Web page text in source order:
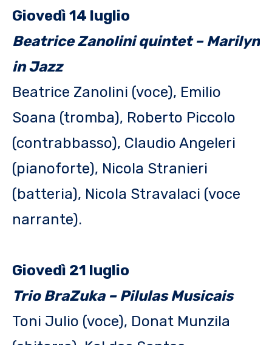
Giovedì 14 luglio
Beatrice Zanolini quintet – Marilyn
in Jazz
Beatrice Zanolini (voce), Emilio
Soana (tromba), Roberto Piccolo
(contrabbasso), Claudio Angeleri
(pianoforte), Nicola Stranieri
(batteria), Nicola Stravalaci (voce
narrante).
Giovedì 21 luglio
Trio BraZuka – Pilulas Musicais
Toni Julio (voce), Donat Munzila